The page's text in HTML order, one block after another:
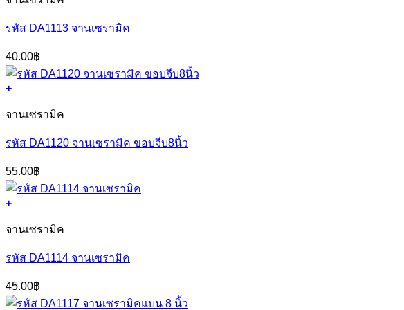
รหัส DA1113 จานเซรามิค
40.00฿
+
จานเซรามิค
รหัส DA1120 จานเซรามิค ขอบจีบ8นิ้ว
55.00฿
+
จานเซรามิค
รหัส DA1114 จานเซรามิค
45.00฿